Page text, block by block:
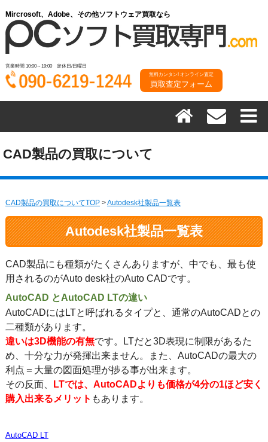
Mircrosoft、Adobe、その他ソフトウェア買取なら
営業時間 10:00～19:00 定休日/日曜日
無料カンタン! オンライン査定
買取査定フォーム
CAD製品の買取について
CAD製品の買取についてTOP>Autodesk社製品一覧表
Autodesk社製品一覧表
CAD製品にも種類がたくさんありますが、中でも、最も使
用されるのがAuto desk社のAuto CADです。
AutoCAD とAutoCAD LTの違い
AutoCADにはLTと呼ばれるタイプと、通常のAutoCADとの
二種類があります。
違いは3D機能の有無です。LTだと3D表現に制限があるた
め、十分な力が発揮出来ません。また、AutoCADの最大の
利点＝大量の図面処理が捗る事が出来ます。
その反面、
LTでは、AutoCADよりも価格が4分の1ほど安く
購入出来るメリット もあります。
AutoCAD LT